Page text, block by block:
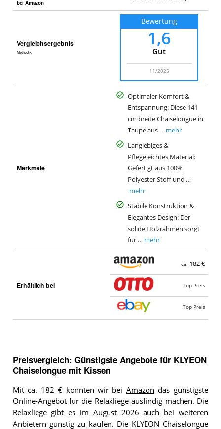
bei Amazon
Vergleichsergebnis
Methodik
Bewertung
1,6
Gut
11/2025
Merkmale
Optimaler Komfort &
Entspannung: Diese 141
cm breite Chaiselongue in
Taupe aus … mehr
Langlebiges &
Pflegeleichtes Material:
Gefertigt aus 100%
Polyester Stoff und …
mehr
Stabile Konstruktion &
Elegantes Design: Der
solide Holzrahmen sorgt
für … mehr
Erhältlich bei
ca. 182 €
Top Preis
Top Preis
Preisvergleich: Günstigste Angebote für KLYEON
Chaiselongue mit Kissen
Mit ca. 182 € konnten wir bei Amazon das günstigste
Online-Angebot für die Relaxliege ausfindig machen. Die
Relaxliege gibt es im August 2026 auch bei weiteren
Anbietern günstig zu kaufen. Die KLYEON Chaiselongue